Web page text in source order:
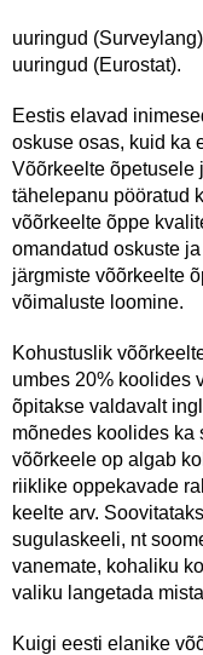
uuringud
uuringud (Eurostat).
Eestis elavad
oskuse osas, kuid ka
Võõrkeelte õpetusele
tähelepanu pööratud
võõrkeelte õppe
omandatud oskuste
järgmiste võõrkeelte
võimaluste loomine.
Kohustuslik
umbes 20% koolides
õpitakse valdavalt
mõnedes koolides ka
võõrkeele op algab
riiklike oppekavade
keelte arv.
sugulaskeeli, nt
vanemate, kohaliku
valiku langetada
Kuigi eesti elanike